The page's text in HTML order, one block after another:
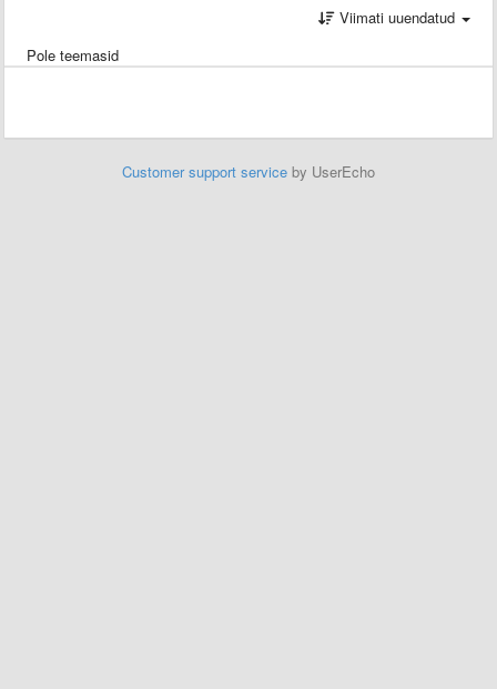
Viimati uuendatud
Pole teemasid
Customer support service by UserEcho